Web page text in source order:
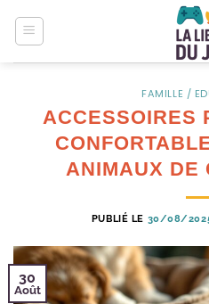
FAMILLE /
ACCESSOIRES
ANIMAUX DE
PUBLIÉ LE 30/08/
30
Août